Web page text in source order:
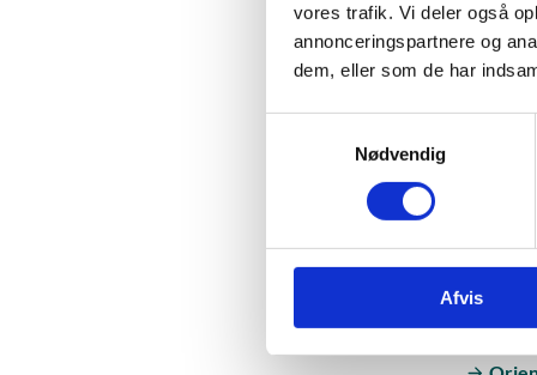
vores trafik. Vi deler også
annonceringspartnere og
dem, eller som de har
v
Nødvendig
Afvis